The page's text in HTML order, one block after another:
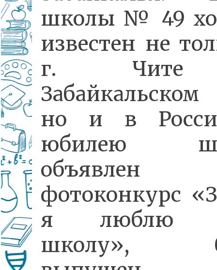
школы № 49
известен не
г.
Забайкальском
но и в
юбилею
объявлен
фотоконкурс
я люблю
школу»,